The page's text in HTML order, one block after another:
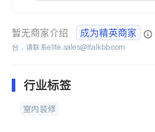
暂无商家介绍 成为精英商家
台，请联系elite.sales@italkbb.com
行业标签
室内装修